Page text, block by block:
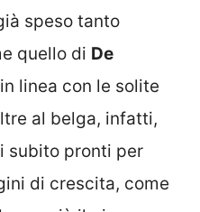
speso tanto
quello di De
linea con le solite
al belga, infatti,
subito pronti per
di crescita, come